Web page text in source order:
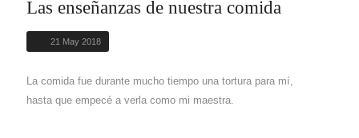
Las enseñanzas de nuestra comida
21 May 2018
La comida fue durante mucho tiempo una tortura para mí,
hasta que empecé a verla como mi maestra.